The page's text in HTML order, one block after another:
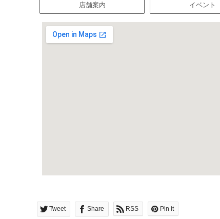
店舗案内 イベント
Tweet Share RSS Pin it